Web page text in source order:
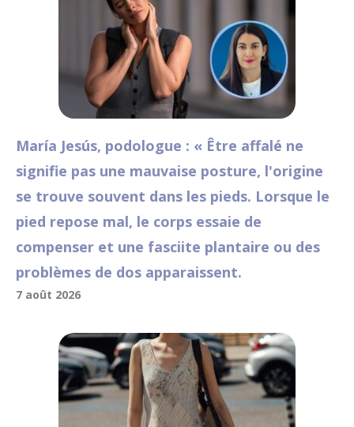
María Jesús, podologue : « Être affalé ne
signifie pas une mauvaise posture, l'origine
se trouve souvent dans les pieds. Lorsque le
pied repose mal, le corps essaie de
compenser et une fasciite plantaire ou des
problèmes de dos apparaissent.
7 août 2026